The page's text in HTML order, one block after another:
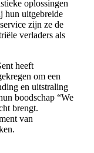
oplossingen
hun uitgebreide
zijn ze de
verladers als
heeft
om een
en uitstraling
boodschap “We
brengt.
van